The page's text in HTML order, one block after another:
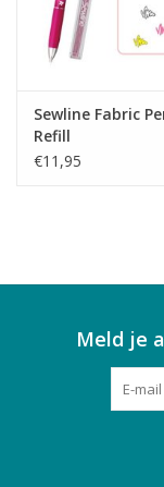
Sewline Fabric
Refill
€11,95
Meld je